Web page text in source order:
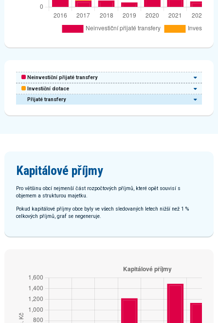
Přijaté transfery
Neinvestiční přijaté transfery
Investiční dotace
Kapitálové příjmy
Pro většinu obcí nejmenší část rozpočtových příjmů, které opět souvisí s
objemem a strukturou majetku.
Pokud kapitálové příjmy obce byly ve všech sledovaných letech nižší než 1 %
celkových příjmů, graf se negeneruje.